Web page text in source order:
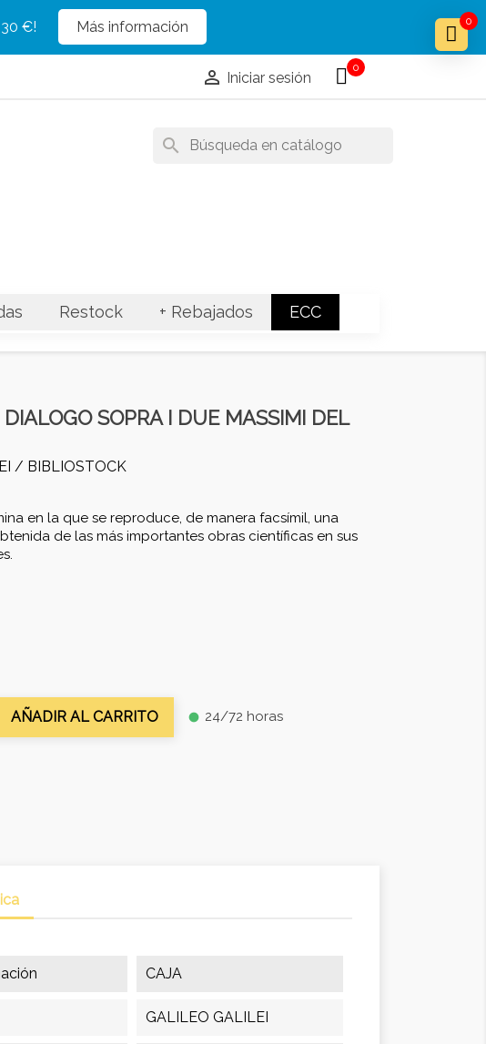
30 €! Más información
 Iniciar sesión
0
0
search
Restock + Rebajados ECC
SOPRA I DUE MASSIMI DEL
/ BIBLIOSTOCK
en la que se reproduce, de manera facsímil, una
de las más importantes obras científicas en sus
AÑADIR AL CARRITO fiber_manual_record 24/72 horas
CAJA
GALILEO GALILEI